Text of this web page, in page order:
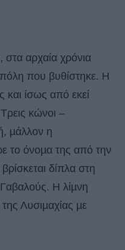
αρχαία χρόνια
πόλη που βυθίστηκε. Η
και ίσως από εκεί
κώνοι –
µάλλον η
το όνοµα της από την
δίπλα στη
Η λίµνη
της Λυσιµαχίας µε